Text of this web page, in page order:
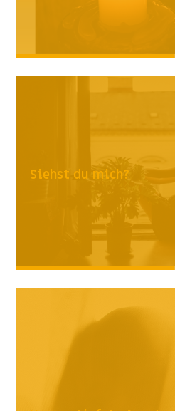
Siehst du mich?